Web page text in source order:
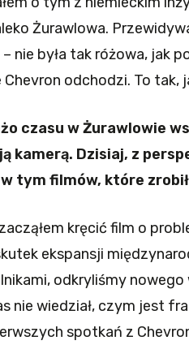
Żurawlowa.
– nie była tak różowa, jak
Chevron odchodzi. To
czasu w Żurawlowie
kamerą. Dzisiaj, z
tym filmów, które
kręcić film o
ekspansji
odkryliśmy nowego
nie wiedział, czym jest
spotkań z